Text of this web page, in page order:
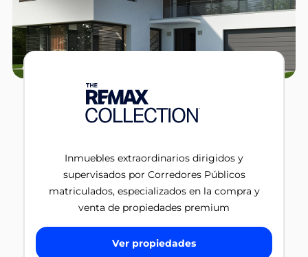
Inmuebles extraordinarios dirigidos y
supervisados por Corredores Públicos
matriculados, especializados en la compra y
venta de propiedades premium
Ver propiedades